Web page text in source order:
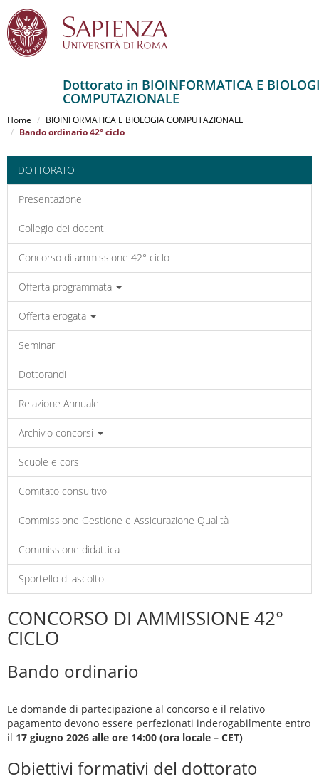
al
contenuto
Dottorato in BIOINFORMATICA E
COMPUTAZIONALE
Home
BIOINFORMATICA E BIOLOGIA COMPUTAZIONALE
Bando ordinario 42° ciclo
DOTTORATO
Presentazione
Collegio dei docenti
Concorso di ammissione 42° ciclo
Offerta programmata
Offerta erogata
Seminari
Dottorandi
Relazione Annuale
Archivio concorsi
Scuole e corsi
Comitato consultivo
Commissione Gestione e Assicurazione Qualità
Commissione didattica
Sportello di ascolto
CONCORSO DI AMMISSIONE 42°
CICLO
Bando ordinario
Le domande di partecipazione al concorso e il relativo
pagamento devono essere perfezionati inderogabilmente entro
il 17 giugno 2026 alle ore 14:00 (ora locale – CET)
Obiettivi formativi del dottorato